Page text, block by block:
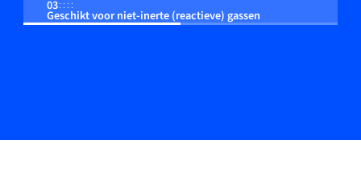
03
Geschikt voor niet-inerte (reactieve) gassen